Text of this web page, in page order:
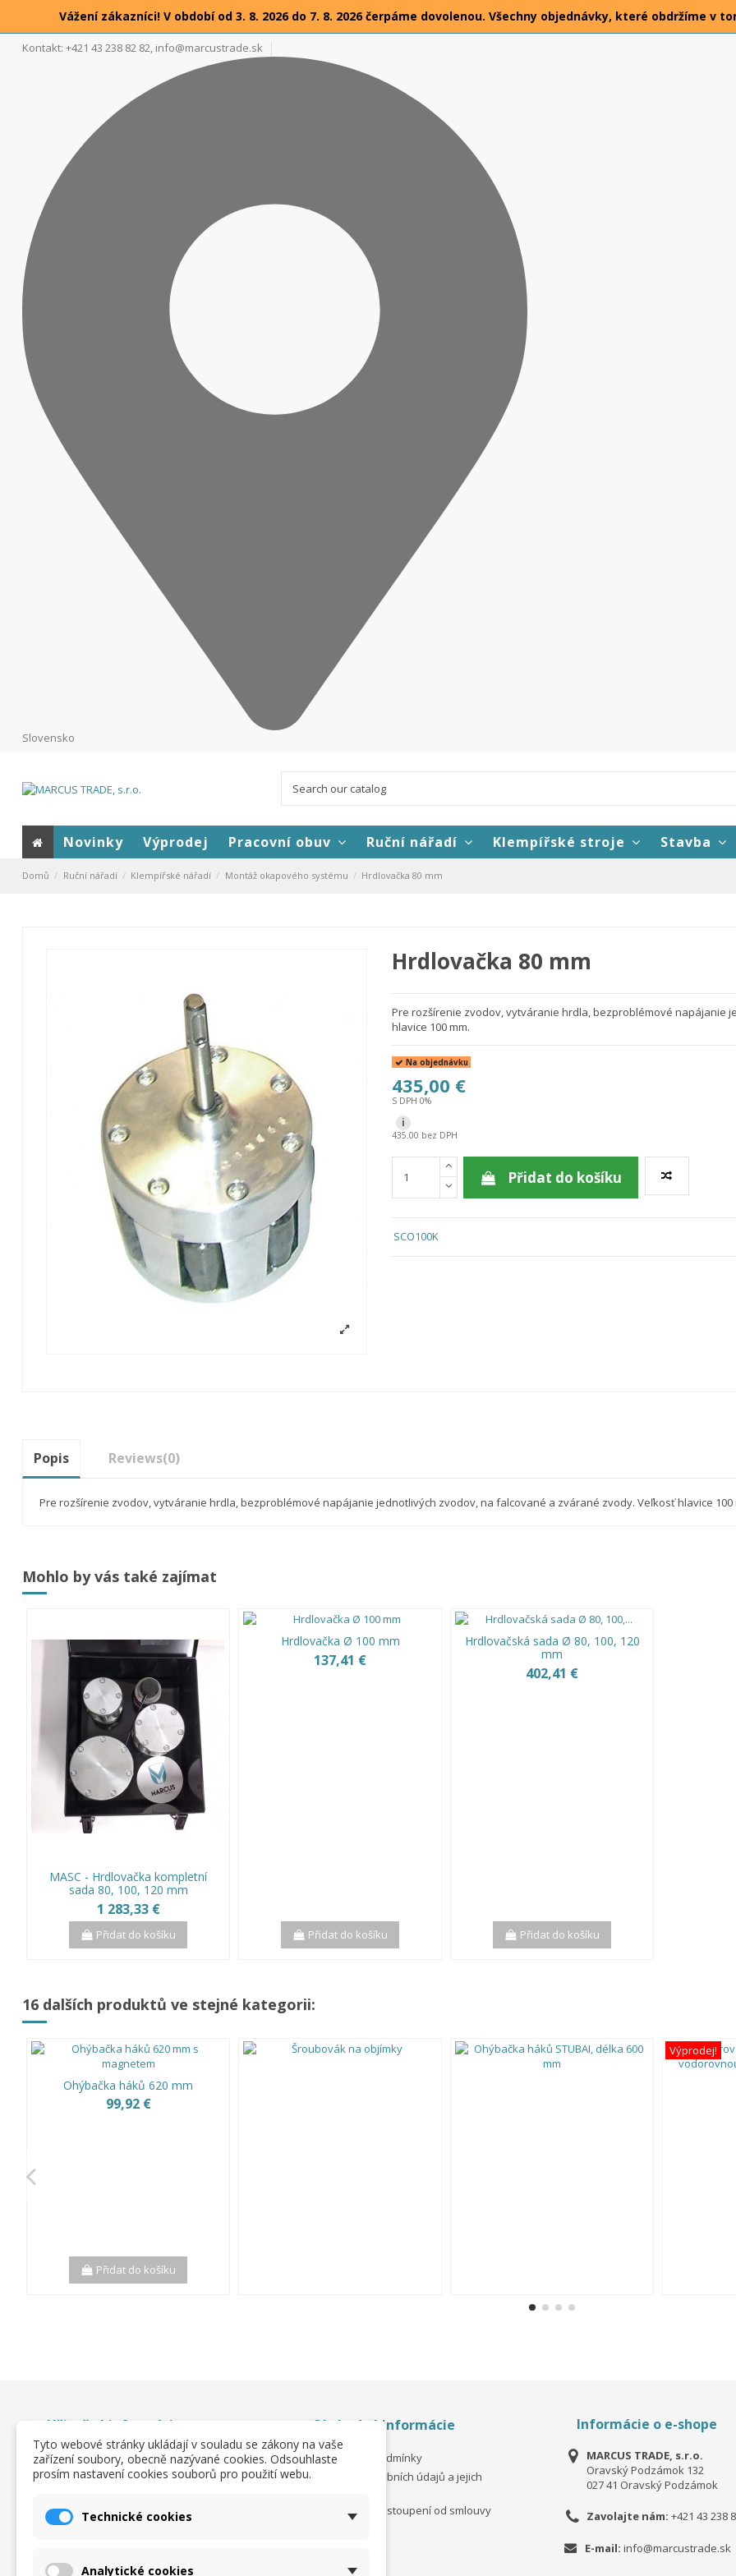
Vážení zákazníci! V období od 3. 8. 2026 do 7. 8. 2026 čerpáme dovolenou. Všechny objednávky, které obdržíme v
Kontakt: +421 43 238 82 82, info@marcustrade.sk
Slovensko
Novinky Výprodej Pracovní obuv Ruční nářadí Klempířské stroje Stavba
Domů Ruční nářadí Klempířské nářadí Montáž okapového systému Hrdlovačka 80 mm
Hrdlovačka 80 mm
Pre rozšírenie zvodov, vytváranie hrdla, bezproblémové napájanie
hlavice 100 mm.
Na objednávku
435,00 €
S DPH 0%
i
435.00 bez DPH
Přidat do košíku
SCO100K
Popis Reviews(0)
Pre rozšírenie zvodov, vytváranie hrdla, bezproblémové napájanie jednotlivých zvodov, na falcované a zvárané zvody. Veľkosť hlavice 100
Mohlo by vás také zajímat
MASC - Hrdlovačka kompletní
sada 80, 100, 120 mm
1 283,33 €
Přidat do košíku
Hrdlovačka Ø 100 mm
137,41 €
Přidat do košíku
Hrdlovačská sada Ø 80, 100, 120
mm
402,41 €
Přidat do košíku
16 dalších produktů ve stejné kategorii:
Ohýbačka háků 620 mm
99,92 €
Přidat do košíku
Výprodej!
Užitočné informácie
O nas
Katalogy a ceníky
Objednávkový formulář
Obchodné informácie
Obchodní podmínky
Ochrana osobních údajů a jejich
Podmínky odstoupení od smlouvy
Informácie o e-shope
MARCUS TRADE, s.r.o.
Oravský Podzámok 132
027 41 Oravský Podzámok
Zavolajte nám: +421 43 238
E-mail: info@marcustrade.sk
Tyto webové stránky ukládají v souladu se zákony na vaše
zařízení soubory, obecně nazývané cookies. Odsouhlaste
prosím nastavení cookies souborů pro použití webu.
Technické cookies
Analytické cookies